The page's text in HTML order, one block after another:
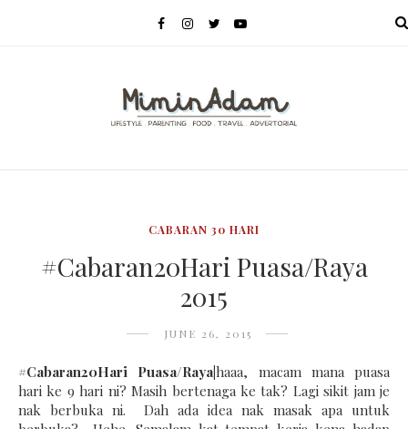
CABARAN 30 HARI
#Cabaran20Hari Puasa/Raya
2015
JUNE 26, 2015
#Cabaran20Hari Puasa/Raya|haaa, macam mana puasa
hari ke 9 hari ni? Masih bertenaga ke tak? Lagi sikit jam je
nak berbuka ni. Dah ada idea nak masak apa untuk